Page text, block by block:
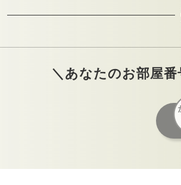
＼あなたのお部屋